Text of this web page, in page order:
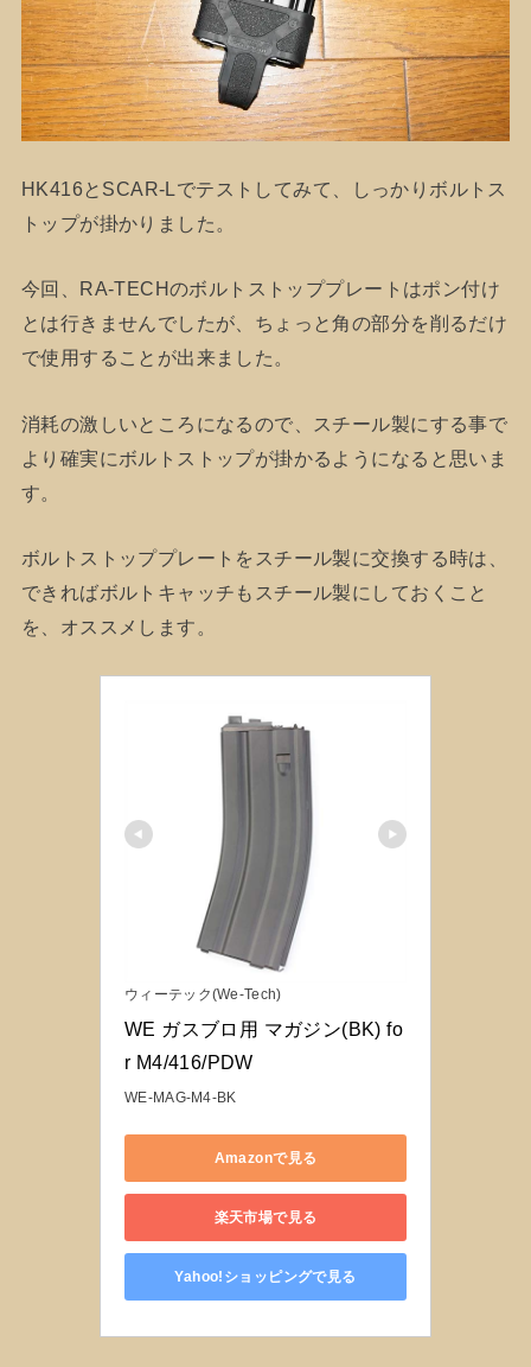
HK416とSCAR-Lでテストしてみて、しっかりボルトス
トップが掛かりました。
今回、RA-TECHのボルトストッププレートはポン付け
とは行きませんでしたが、ちょっと角の部分を削るだけ
で使用することが出来ました。
消耗の激しいところになるので、スチール製にする事で
より確実にボルトストップが掛かるようになると思いま
す。
ボルトストッププレートをスチール製に交換する時は、
できればボルトキャッチもスチール製にしておくこと
を、オススメします。
ウィーテック(We-Tech)
WE ガスブロ用 マガジン(BK) fo
r M4/416/PDW
WE-MAG-M4-BK
Amazonで見る
楽天市場で見る
Yahoo!ショッピングで見る